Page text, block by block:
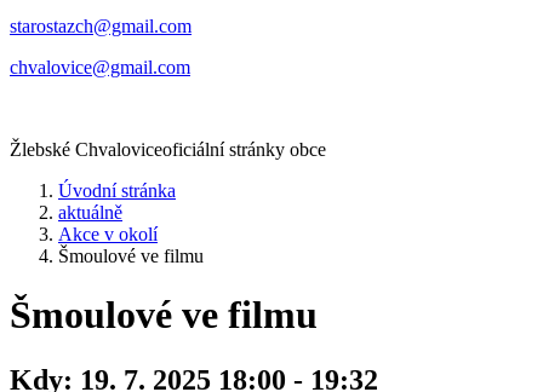
​​​​starostazch@gmail.com
​​​​chvalovice@gmail.com
Žlebské Chvaloviceoficiální stránky obce
Úvodní stránka
aktuálně
Akce v okolí
Šmoulové ve filmu
Šmoulové ve filmu
Kdy: 19. 7. 2025 18:00 - 19:32